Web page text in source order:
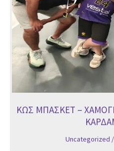
ΚΩΣ ΜΠΑΣΚΕΤ –
Uncategorized /